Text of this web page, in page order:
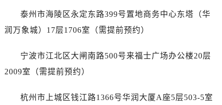
泰州市海陵区永定东路399号置地商务中心东塔（华
润万象城）17层1706室（需提前预约）
宁波市江北区大闸南路500号来福士广场办公楼20层
2009室（需提前预约）
杭州市上城区钱江路1366号华润大厦A座5层503-5室